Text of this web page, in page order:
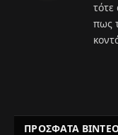
πως
ΠΡΟΣΦΑΤΑ